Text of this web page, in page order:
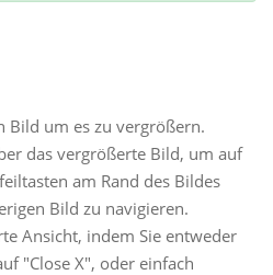
Bild um es zu vergrößern.
das vergrößerte Bild, um auf
am Rand des Bildes
Bild zu navigieren.
Ansicht, indem Sie entweder
"Close X", oder einfach